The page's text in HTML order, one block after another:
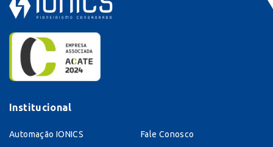
Institucional
Automação IONICS Fale Conosco